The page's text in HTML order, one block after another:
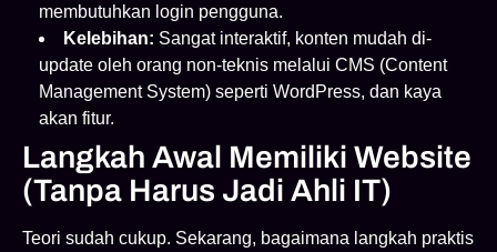
membutuhkan login pengguna.
Kelebihan: Sangat interaktif, konten mudah di-
update oleh orang non-teknis melalui CMS (Content
Management System) seperti WordPress, dan kaya
akan fitur.
Langkah Awal Memiliki Website
(Tanpa Harus Jadi Ahli IT)
Teori sudah cukup. Sekarang, bagaimana langkah praktis